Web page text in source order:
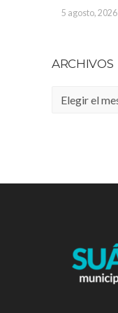
5 agosto, 2026
ARCHIVOS
Archivos